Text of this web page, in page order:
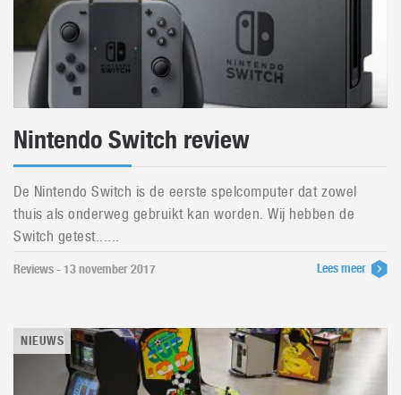
Nintendo Switch review
De Nintendo Switch is de eerste spelcomputer dat zowel
thuis als onderweg gebruikt kan worden. Wij hebben de
Switch getest......
Reviews - 13 november 2017 Lees meer
NIEUWS